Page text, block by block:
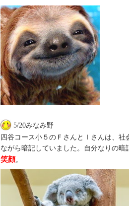
5/20みなみ野
四谷コース小５のＦさんとＩさんは、
ながら暗記していました。自分なりの暗
笑顔。